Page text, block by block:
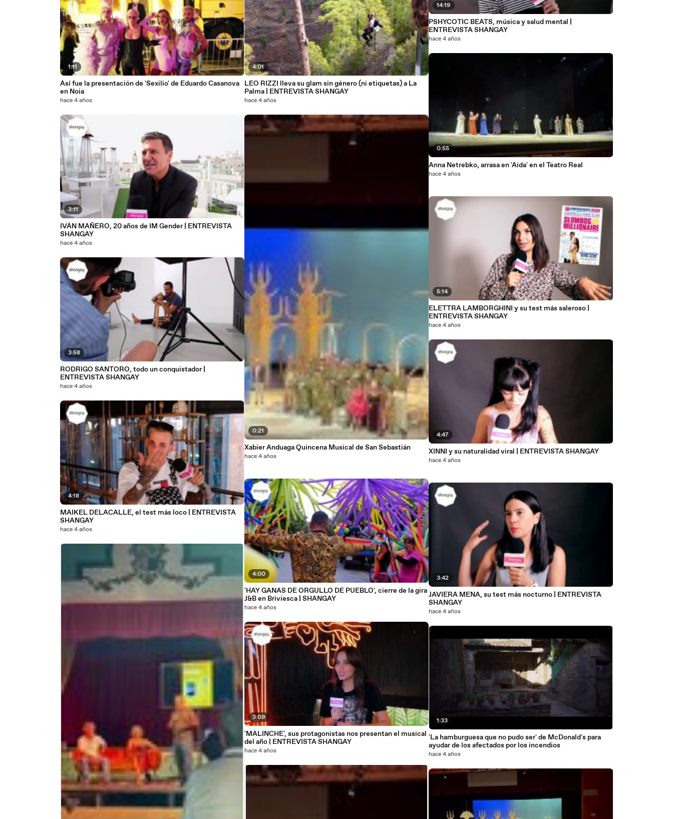
1:11
Así fue la presentación de 'Sexilio' de Eduardo Casanova
en Noia
hace 4 años
3:11
IVÁN MAÑERO, 20 años de IM Gender | ENTREVISTA
SHANGAY
hace 4 años
3:58
RODRIGO SANTORO, todo un conquistador |
ENTREVISTA SHANGAY
hace 4 años
4:18
MAIKEL DELACALLE, el test más loco | ENTREVISTA
SHANGAY
hace 4 años
4:01
LEO RIZZI lleva su glam sin género (ni etiquetas) a La
Palma | ENTREVISTA SHANGAY
hace 4 años
0:21
Xabier Anduaga Quincena Musical de San Sebastián
hace 4 años
4:00
'HAY GANAS DE ORGULLO DE PUEBLO', cierre de la gira
J&B en Briviesca | SHANGAY
hace 4 años
3:09
'MALINCHE', sus protagonistas nos presentan el musical
del año | ENTREVISTA SHANGAY
hace 4 años
14:19
PSHYCOTIC BEATS, música y salud mental |
ENTREVISTA SHANGAY
hace 4 años
0:55
Anna Netrebko, arrasa en 'Aida' en el Teatro Real
hace 4 años
5:14
ELETTRA LAMBORGHINI y su test más saleroso |
ENTREVISTA SHANGAY
hace 4 años
4:47
XINNI y su naturalidad viral | ENTREVISTA SHANGAY
hace 4 años
3:42
JAVIERA MENA, su test más nocturno | ENTREVISTA
SHANGAY
hace 4 años
1:33
'La hamburguesa que no pudo ser' de McDonald's para
ayudar de los afectados por los incendios
hace 4 años